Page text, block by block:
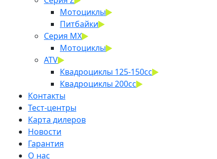
Мотоциклы
Питбайки
Серия MX
Мотоциклы
ATV
Квадроциклы 125-150cc
Квадроциклы 200сс
Контакты
Тест-центры
Карта дилеров
Новости
Гарантия
О нас